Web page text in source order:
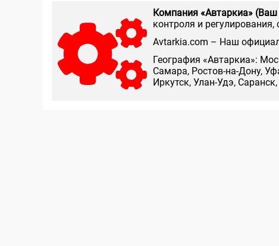
Компания «Автаркиа»
контроля и регулирования,
Аvtarkia.com – Наш
География «Автаркиа»:
Самара, Ростов-на-Дону,
Иркутск, Улан-Удэ,